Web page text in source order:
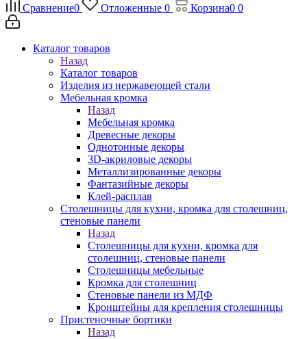
Сравнение0 Отложенные 0 Корзина0 0
Каталог товаров
Назад
Каталог товаров
Изделия из нержавеющей стали
Мебельная кромка
Назад
Мебельная кромка
Древесные декоры
Однотонные декоры
3D-акриловые декоры
Металлизированные декоры
Фантазийные декоры
Клей-расплав
Столешницы для кухни, кромка для столешниц,
стеновые панели
Назад
Столешницы для кухни, кромка для
столешниц, стеновые панели
Столешницы мебельные
Кромка для столешниц
Стеновые панели из МДФ
Кронштейны для крепления столешницы
Пристеночные бортики
Назад